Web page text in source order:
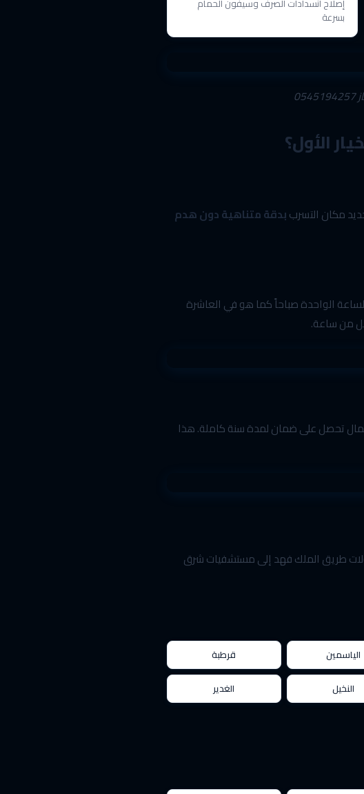
إصلاح انسدادات الصرف وسيفون الحمام
بسرعة
الأول؟
مكان التسرببدقة متناهية دون هدم
الواحدة صباحاً كما هو في العاشرة
من ساعة.
تحصل على ضمان لمدة سنة كاملة. هذا
طريق الملك فهد إلى مستشفيات شرق
الياسمين قرطبة
النخيل الغدير